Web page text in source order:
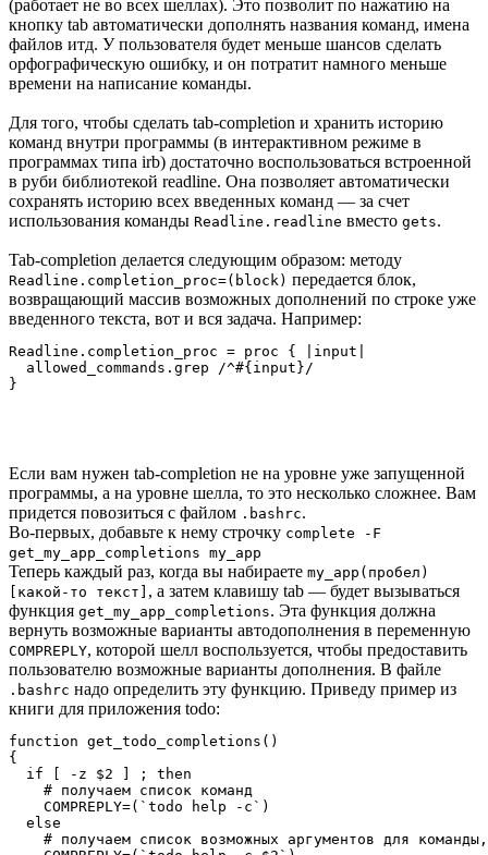
(работает не во всех шеллах). Это позволит по нажатию на
кнопку tab автоматически дополнять названия команд, имена
файлов итд. У пользователя будет меньше шансов сделать
орфографическую ошибку, и он потратит намного меньше
времени на написание команды.
Для того, чтобы сделать tab-completion и хранить историю
команд внутри программы (в интерактивном режиме в
программах типа irb) достаточно воспользоваться встроенной
в руби библиотекой readline. Она позволяет автоматически
сохранять историю всех введенных команд — за счет
использования команды Readline.readline вместо gets.
Tab-completion делается следующим образом: методу
Readline.completion_proc=(block) передается блок,
возвращающий массив возможных дополнений по строке уже
введенного текста, вот и вся задача. Например:
Readline.completion_proc = proc { |input|
  allowed_commands.grep /^#{input}/
Если вам нужен tab-completion не на уровне уже запущенной
программы, а на уровне шелла, то это несколько сложнее. Вам
придется повозиться с файлом .bashrc.
Во-первых, добавьте к нему строчку complete -F
get_my_app_completions my_app
Теперь каждый раз, когда вы набираете my_app(пробел)
[какой-то текст] , а затем клавишу tab — будет вызываться
функция get_my_app_completions. Эта функция должна
вернуть возможные варианты автодополнения в переменную
COMPREPLY, которой шелл воспользуется, чтобы предоставить
пользователю возможные варианты дополнения. В файле
.bashrc надо определить эту функцию. Приведу пример из
книги для приложения todo:
function get_todo_completions()
{
  if [ -z $2 ] ; then
    # получаем список команд
    COMPREPLY=(`todo help -c`)
  else
# получаем список возможных аргументов для